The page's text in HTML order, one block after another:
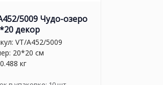
5009 Чудо-озеро
декор
VT/A452/5009
20*20 см
кг